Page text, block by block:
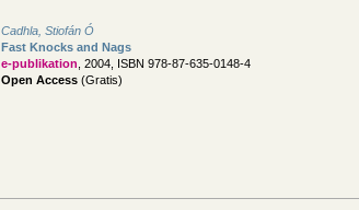
Cadhla, Stiofán Ó
Fast Knocks and Nags
e-publikation , 2004, ISBN 978-87-635-0148-4
Open Access (Gratis)